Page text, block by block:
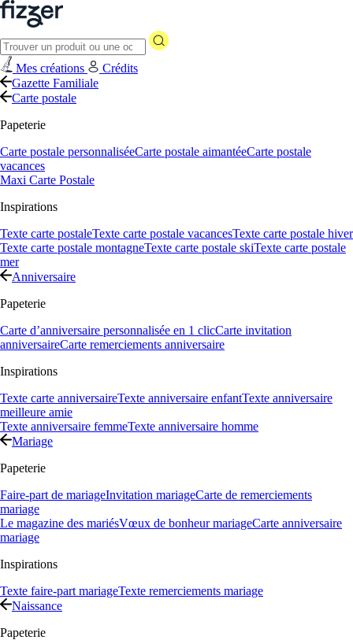
Mes créations
Crédits
Gazette Familiale
Carte postale
Papeterie
Carte postale personnaliséeCarte postale aimantéeCarte postale
vacances
Maxi Carte Postale
Inspirations
Texte carte postaleTexte carte postale vacancesTexte carte postale hiver
Texte carte postale montagneTexte carte postale skiTexte carte postale
mer
Anniversaire
Papeterie
Carte d’anniversaire personnalisée en 1 clicCarte invitation
anniversaireCarte remerciements anniversaire
Inspirations
Texte carte anniversaireTexte anniversaire enfantTexte anniversaire
meilleure amie
Texte anniversaire femmeTexte anniversaire homme
Mariage
Papeterie
Faire-part de mariageInvitation mariageCarte de remerciements
mariage
Le magazine des mariésVœux de bonheur mariageCarte anniversaire
mariage
Inspirations
Texte faire-part mariageTexte remerciements mariage
Naissance
Papeterie